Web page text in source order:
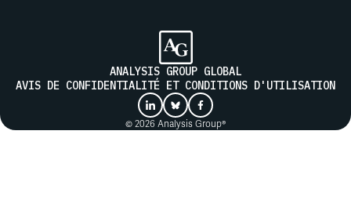
ANALYSIS GROUP GLOBAL
AVIS DE CONFIDENTIALITÉ ET CONDITIONS D'UTILISATION
© 2026 Analysis Group®